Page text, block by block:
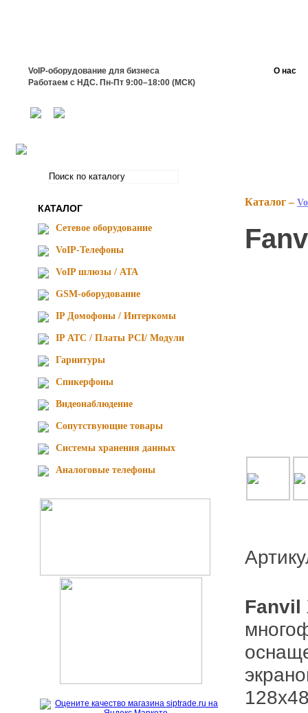
VoIP-оборудование для бизнеса
Работаем с НДС. Пн-Пт 9:00–18:00 (МСК)
О нас
КАТАЛОГ
Сетевое оборудование
VoIP-Телефоны
VoIP шлюзы / ATA
GSM-оборудование
IP Домофоны / Интеркомы
IP АТС / Платы PCI/ Модули
Гарнитуры
Спикерфоны
Видеонаблюдение
Сопутствующие товары
Cистемы хранения данных
Аналоговые телефоны
Каталог –